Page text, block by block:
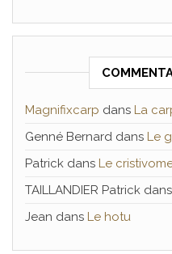
Magnifixcarp dans La
Genné Bernard dans Le
Patrick dans Le
TAILLANDIER Patrick dans
Jean dans Le hotu